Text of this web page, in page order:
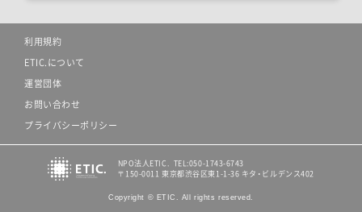
利用規約
ETIC.について
運営団体
お問い合わせ
プライバシーポリシー
NPO法人ETIC. TEL:050-1743-6743
〒150-0011 東京都渋谷区東1-1-36 キタ・ビルデンス402
Copyright © ETIC. All rights reserved.